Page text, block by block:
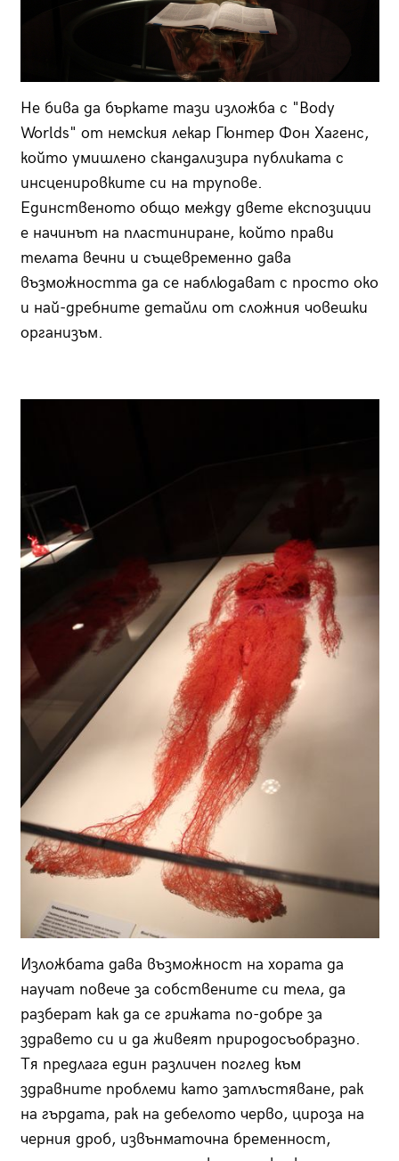
Не бива да бъркате тази изложба с "Body
Worlds" от немския лекар Гюнтер Фон Хагенс,
който умишлено скандализира публиката с
инсценировките си на трупове.
Единственото общо между двете експозиции
е начинът на пластиниране, който прави
телата вечни и същевременно дава
възможността да се наблюдават с просто око
и най-дребните детайли от сложния човешки
организъм.
Изложбата дава възможност на хората да
научат повече за собствените си тела, да
разберат как да се грижата по-добре за
здравето си и да живеят природосъобразно.
Тя предлага един различен поглед към
здравните проблеми като затлъстяване, рак
на гърдата, рак на дебелото черво, цироза на
черния дроб, извънматочна бременност,